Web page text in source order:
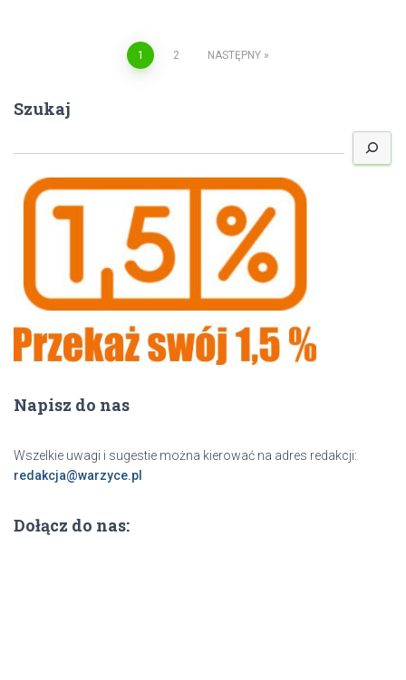
Nawigacja
po
1 2 NASTĘPNY
Szukaj
z
Napisz do nas
Wszelkie uwagi i sugestie można kierować na adres redakcji:
redakcja@warzyce.pl
Dołącz do nas: